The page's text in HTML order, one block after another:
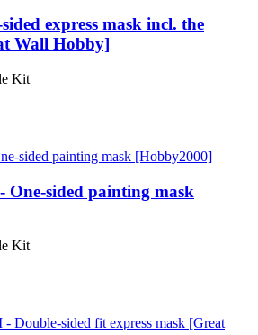
express mask incl. the
Wall Hobby]
Kit
One-sided painting mask
Kit